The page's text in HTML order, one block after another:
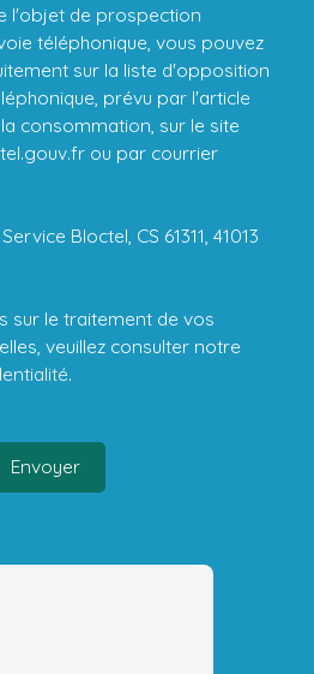
l'objet de prospection
téléphonique, vous pouvez
sur la liste d'opposition
prévu par l'article
consommation, sur le site
ou par courrier
Bloctel, CS 61311, 41013
sur le traitement de vos
veuillez consulter notre
.
Envoyer